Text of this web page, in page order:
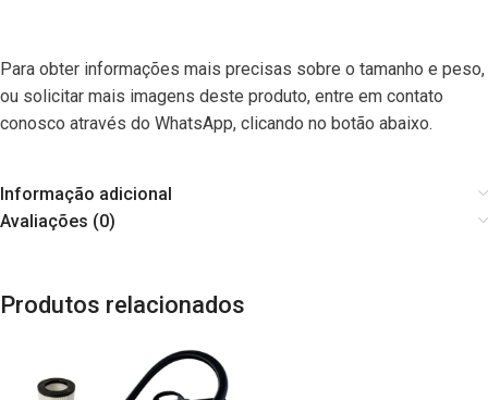
Para obter informações mais precisas sobre o tamanho e peso,
ou solicitar mais imagens deste produto, entre em contato
conosco através do WhatsApp, clicando no botão abaixo.
Informação adicional
Avaliações (0)
Produtos relacionados